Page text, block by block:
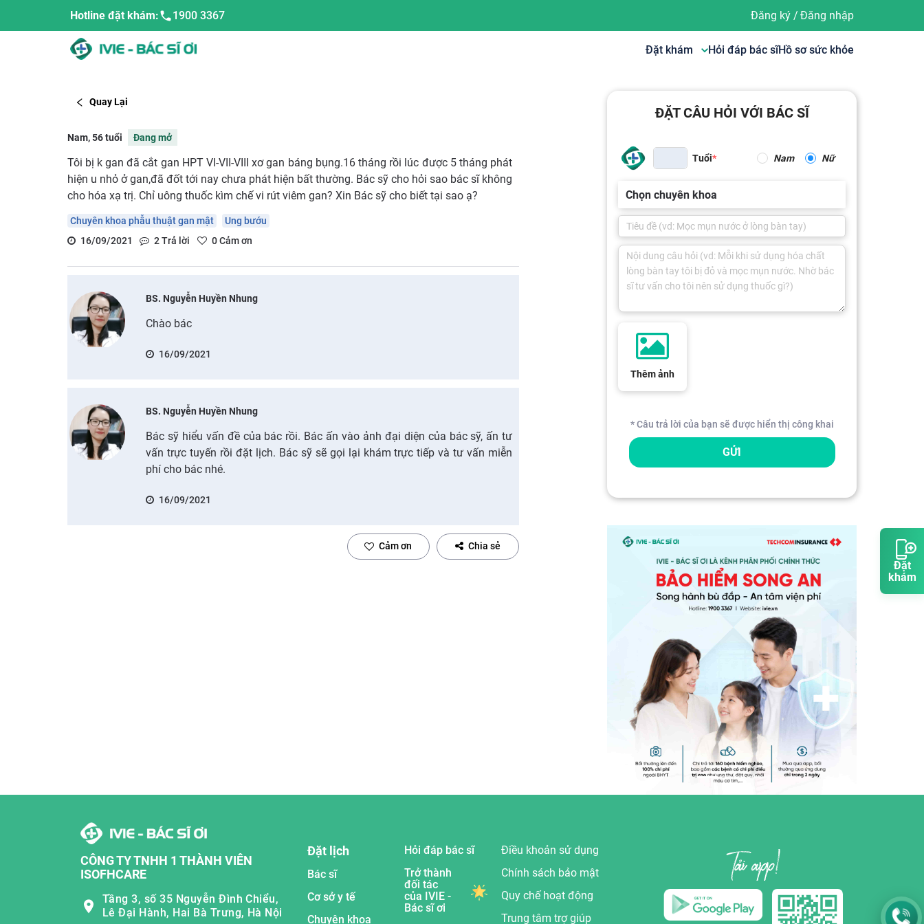
Đặt
khám
Hotline đặt khám: 1900 3367 Đăng ký/ Đăng nhập
Đặt khám Hỏi đáp bác sĩHồ sơ sức khỏe
Quay Lại
Nam, 56 tuổi Đang mở
Tôi bị k gan đã cắt gan HPT VI-VII-VIII xơ gan báng bụng.16 tháng rồi lúc được 5 tháng phát
hiện u nhỏ ở gan,đã đốt tới nay chưa phát hiện bất thường. Bác sỹ cho hỏi sao bác sĩ không
cho hóa xạ trị. Chỉ uông thuốc kìm chế vi rút viêm gan? Xin Bác sỹ cho biết tại sao ạ?
Chuyên khoa phẫu thuật gan mật
Ung bướu
16/09/2021
2Trả lời 0Cảm ơn
BS. Nguyễn Huyền Nhung
Chào bác
16/09/2021
BS. Nguyễn Huyền Nhung
Bác sỹ hiểu vấn đề của bác rồi. Bác ấn vào ảnh đại diện của bác sỹ, ấn tư
vấn trực tuyến rồi đặt lịch. Bác sỹ sẽ gọi lại khám trực tiếp và tư vấn miễn
phí cho bác nhé.
16/09/2021
Cảm ơn Chia sẻ
ĐẶT CÂU HỎI VỚI BÁC SĨ
Tuổi Nam Nữ
Chọn chuyên khoa
Thêm ảnh
* Câu trả lời của bạn sẽ được hiển thị công khai
GỬI
CÔNG TY TNHH 1 THÀNH VIÊN
ISOFHCARE
Tầng 3, số 35 Nguyễn Đình Chiểu,
Lê Đại Hành, Hai Bà Trưng, Hà Nội
Đặt lịch
Bác sĩ
Cơ sở y tế
Chuyên khoa
Hỏi đáp bác sĩ
Trở thành
đối tác
của IVIE -
Bác sĩ ơi
Điều khoản sử dụng
Chính sách bảo mật
Quy chế hoạt động
Trung tâm trợ giúp